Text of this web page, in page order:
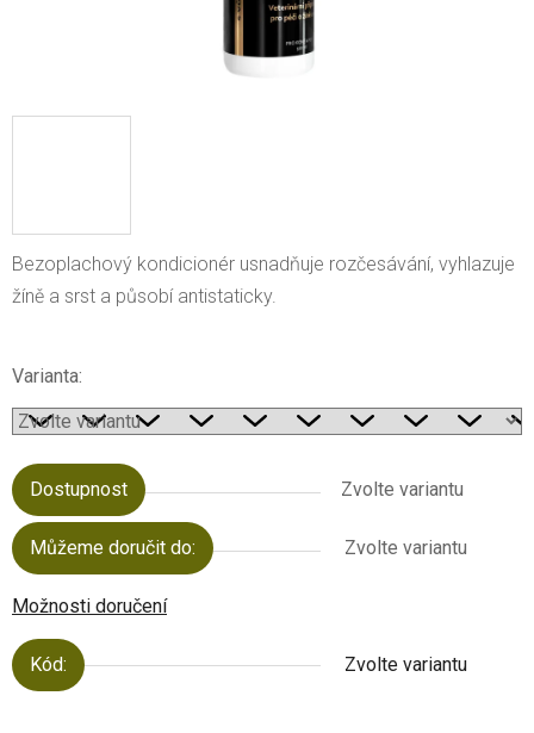
Bezoplachový kondicionér usnadňuje rozčesávání, vyhlazuje
žíně a srst a působí antistaticky.
Varianta:
Dostupnost Zvolte variantu
Můžeme doručit do: Zvolte variantu
Možnosti doručení
Kód: Zvolte variantu